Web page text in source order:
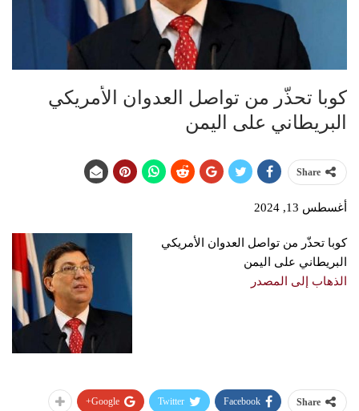
كوبا تحذّر من تواصل العدوان الأمريكي
البريطاني على اليمن
Share
أغسطس 13, 2024
كوبا تحذّر من تواصل العدوان الأمريكي
البريطاني على اليمن
الذهاب إلى المصدر
Share
Facebook
Twitter
Google+